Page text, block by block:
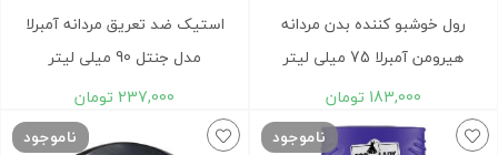
رول خوشبو کننده بدن مردانه
هیرومن آمبرلا 75 میلی لیتر
183,000 تومان
استیک ضد تعریق مردانه آمبرلا
مدل جنتل 90 میلی لیتر
237,000 تومان
ناموجود ناموجود